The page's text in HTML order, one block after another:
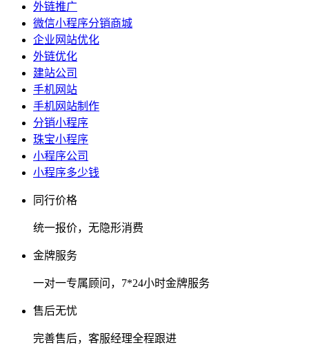
外链推广
微信小程序分销商城
企业网站优化
外链优化
建站公司
手机网站
手机网站制作
分销小程序
珠宝小程序
小程序公司
小程序多少钱
同行价格
统一报价，无隐形消费
金牌服务
一对一专属顾问，7*24小时金牌服务
售后无忧
完善售后，客服经理全程跟进